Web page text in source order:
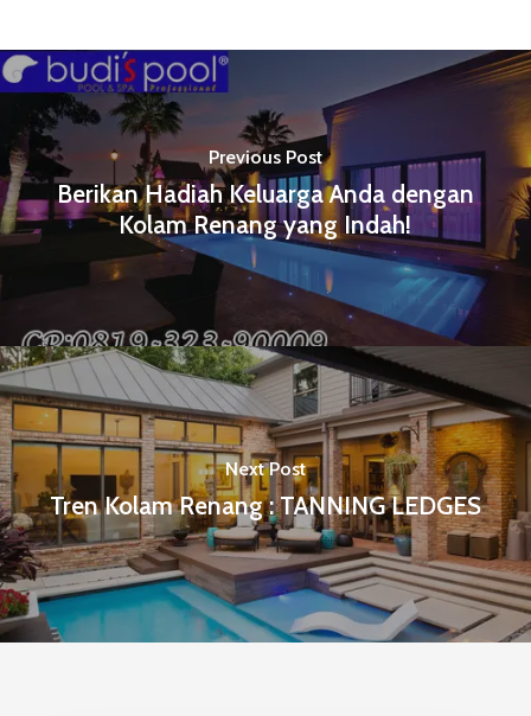
Previous Post
Berikan Hadiah Keluarga Anda dengan
Kolam Renang yang Indah!
Next Post
Tren Kolam Renang : TANNING LEDGES